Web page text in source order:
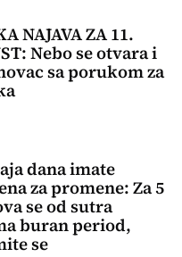
NAJAVA ZA 11.
Nebo se otvara i
sa porukom za
dana imate
za promene: Za 5
se od sutra
buran period,
se